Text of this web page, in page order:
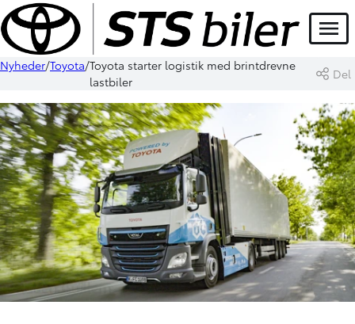
Menu
Nyheder Toyota Toyota starter logistik med brintdrevne
lastbiler
Del